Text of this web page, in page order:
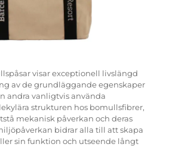
visar exceptionell livslängd
av de grundläggande egenskaper
andra vanligtvis använda
strukturen hos bomullsfibrer,
mekanisk påverkan och deras
bidrar alla till att skapa
sin funktion och utseende långt